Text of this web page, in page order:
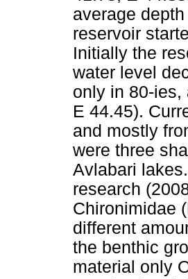
average
reservoir
Initially the
water level
only in 80-ies,
E 44.45).
and mostly
were three
Avlabari
research
Chironimidae
different
the benthic
material only